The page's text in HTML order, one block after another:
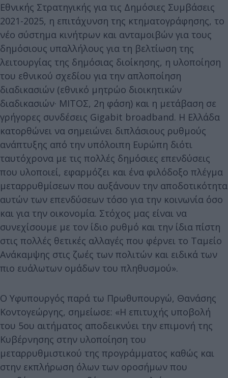
Εθνικής Στρατηγικής για τις Δημόσιες Συμβάσεις
2021-2025, η επιτάχυνση της κτηματογράφησης, το
νέο σύστημα κινήτρων και ανταμοιβών για τους
δημόσιους υπαλλήλους για τη βελτίωση της
λειτουργίας της δημόσιας διοίκησης, η υλοποίηση
του εθνικού σχεδίου για την απλοποίηση
διαδικασιών (εθνικό μητρώο διοικητικών
διαδικασιών· ΜΙΤΟΣ, 2η φάση) και η μετάβαση σε
γρήγορες συνδέσεις Gigabit broadband. Η Ελλάδα
κατορθώνει να σημειώνει διπλάσιους ρυθμούς
ανάπτυξης από την υπόλοιπη Ευρώπη διότι
ταυτόχρονα με τις πολλές δημόσιες επενδύσεις
που υλοποιεί, εφαρμόζει και ένα φιλόδοξο πλέγμα
μεταρρυθμίσεων που αυξάνουν την αποδοτικότητα
αυτών των επενδύσεων τόσο για την κοινωνία όσο
και για την οικονομία. Στόχος μας είναι να
συνεχίσουμε με τον ίδιο ρυθμό και την ίδια πίστη
στις πολλές θετικές αλλαγές που φέρνει το Ταμείο
Ανάκαμψης στις ζωές των πολιτών και ειδικά των
πιο ευάλωτων ομάδων του πληθυσμού».
Ο Υφυπουργός παρά τω Πρωθυπουργώ, Θανάσης
Κοντογεώργης, σημείωσε: «Η επιτυχής υποβολή
του 5ου αιτήματος αποδεικνύει την επιμονή της
Kυβέρνησης στην υλοποίηση του
μεταρρυθμιστικού της προγράμματος καθώς και
στην εκπλήρωση όλων των οροσήμων που